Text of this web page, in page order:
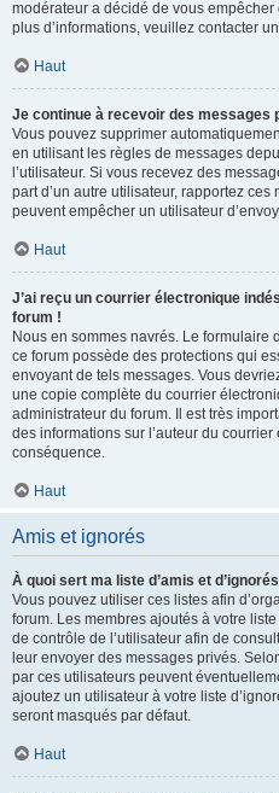
modérateur a décidé de vous
plus d’informations, veuillez contacter
Haut
Je continue à recevoir des messages
Vous pouvez supprimer
en utilisant les règles de messages
l’utilisateur. Si vous recevez des
part d’un autre utilisateur, rapportez
peuvent empêcher un utilisateur
Haut
J’ai reçu un courrier électronique
forum !
Nous en sommes navrés. Le formulaire
ce forum possède des protections qui
envoyant de tels messages. Vous
une copie complète du courrier
administrateur du forum. Il est très
des informations sur l’auteur du
conséquence.
Haut
Amis et ignorés
À quoi sert ma liste d’amis et
Vous pouvez utiliser ces listes afin
forum. Les membres ajoutés à votre
de contrôle de l’utilisateur afin de
leur envoyer des messages privés.
par ces utilisateurs peuvent
ajoutez un utilisateur à votre liste
seront masqués par défaut.
Haut